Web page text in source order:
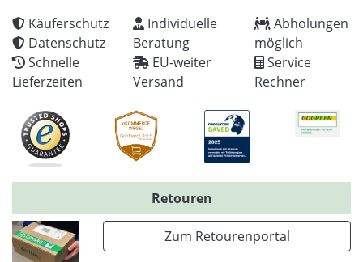
Käuferschutz
Datenschutz
Schnelle
Lieferzeiten
Individuelle
Beratung
EU-weiter
Versand
Abholungen
möglich
Service
Rechner
Retouren
Zum Retourenportal